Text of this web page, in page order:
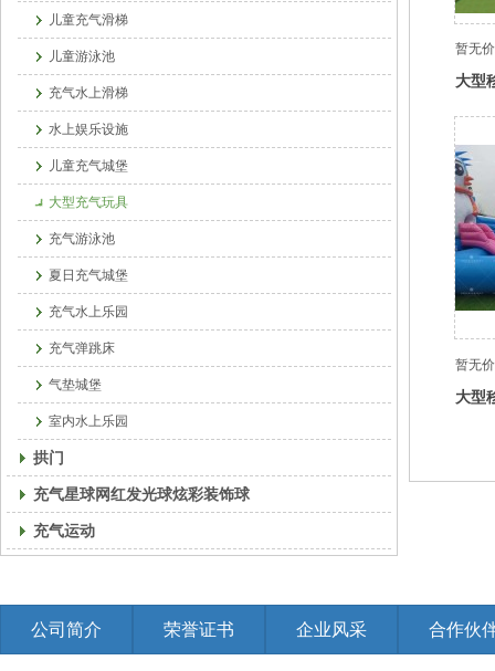
儿童充气滑梯
儿童游泳池
充气水上滑梯
水上娱乐设施
儿童充气城堡
大型充气玩具
充气游泳池
夏日充气城堡
充气水上乐园
充气弹跳床
气垫城堡
室内水上乐园
拱门
充气星球网红发光球炫彩装饰球
充气运动
暂无
大型
暂无
大型
公司简介 荣誉证书 合作伙
企业风采